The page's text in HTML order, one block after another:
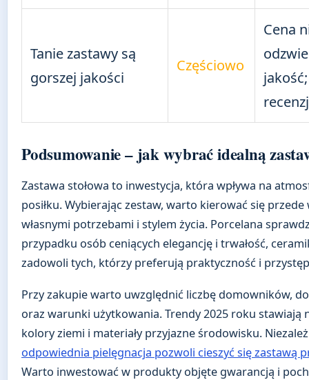
Tanie zastawy są
gorszej jakości
Częściowo
Cena
Podsumowanie – jak wybrać idealną
Zastawa stołowa to inwestycja, która wpływa na
posiłku. Wybierając zestaw, warto kierować się
własnymi potrzebami i stylem życia. Porcelana
przypadku osób ceniących elegancję i trwałość,
zadowoli tych, którzy preferują praktyczność i
Przy zakupie warto uwzględnić liczbę domowników,
oraz warunki użytkowania. Trendy 2025 roku stawiają
kolory ziemi i materiały przyjazne środowisku.
odpowiednia pielęgnacja pozwoli cieszyć się zastawą
Warto inwestować w produkty objęte gwarancją i